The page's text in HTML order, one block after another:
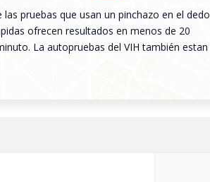
pruebas que usan un pinchazo en el dedo
ofrecen resultados en menos de 20
La autopruebas del VIH también estan